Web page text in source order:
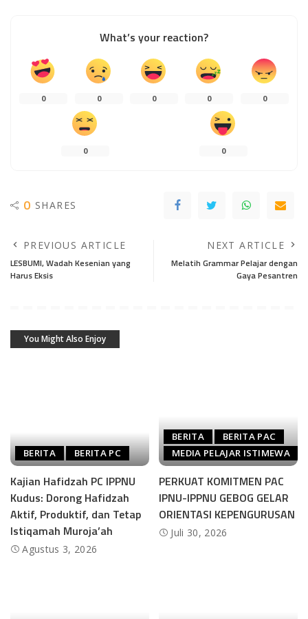
What’s your reaction?
0 0 0 0 0
0 0
0 SHARES
PREVIOUS ARTICLE
LESBUMI, Wadah Kesenian yang
Harus Eksis
NEXT ARTICLE
Melatih Grammar Pelajar dengan
Gaya Pesantren
You Might Also Enjoy
BERITA BERITA PC
Kajian Hafidzah PC IPPNU
Kudus: Dorong Hafidzah
Aktif, Produktif, dan Tetap
Istiqamah Muroja’ah
Agustus 3, 2026
BERITA
BERITA PAC
MEDIA PELAJAR ISTIMEWA
PERKUAT KOMITMEN PAC
IPNU-IPPNU GEBOG GELAR
ORIENTASI KEPENGURUSAN
Juli 30, 2026